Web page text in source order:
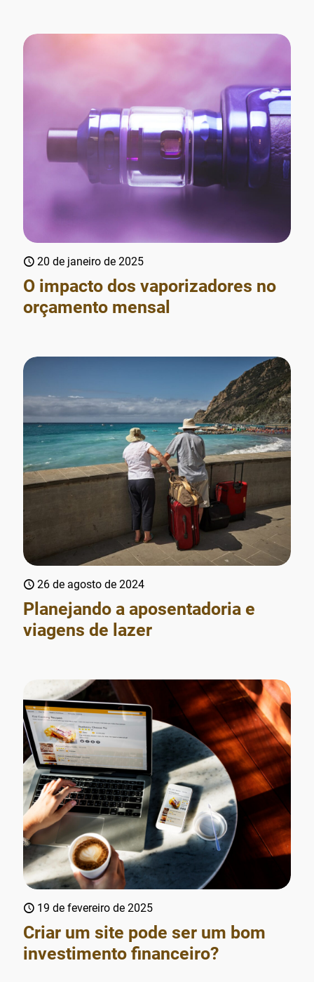
20 de janeiro de 2025
O impacto dos vaporizadores no
orçamento mensal
26 de agosto de 2024
Planejando a aposentadoria e
viagens de lazer
19 de fevereiro de 2025
Criar um site pode ser um bom
investimento financeiro?